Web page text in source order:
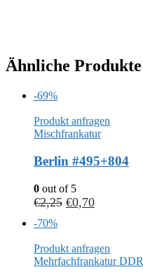
Ähnliche Produkte
-69%
Produkt anfragen
Mischfrankatur
Berlin #495+804
0 out of 5
€2,25 €0,70
-70%
Produkt anfragen
Mehrfachfrankatur DDR